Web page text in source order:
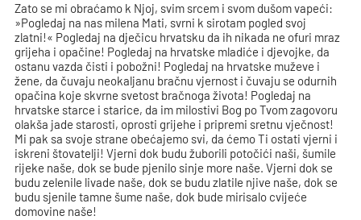
Zato se mi obraćamo k Njoj, svim srcem i svom dušom vapeći:
»Pogledaj na nas milena Mati, svrni k sirotam pogled svoj
zlatni!« Pogledaj na dječicu hrvatsku da ih nikada ne ofuri mraz
grijeha i opačine! Pogledaj na hrvatske mladiće i djevojke, da
ostanu vazda čisti i pobožni! Pogledaj na hrvatske muževe i
žene, da čuvaju neokaljanu bračnu vjernost i čuvaju se odurnih
opačina koje skvrne svetost bračnoga života! Pogledaj na
hrvatske starce i starice, da im milostivi Bog po Tvom zagovoru
olakša jade starosti, oprosti grijehe i pripremi sretnu vječnost!
Mi pak sa svoje strane obećajemo svi, da ćemo Ti ostati vjerni i
iskreni štovatelji! Vjerni dok budu žuborili potočići naši, šumile
rijeke naše, dok se bude pjenilo sinje more naše. Vjerni dok se
budu zelenile livade naše, dok se budu zlatile njive naše, dok se
budu sjenile tamne šume naše, dok bude mirisalo cvijeće
domovine naše!